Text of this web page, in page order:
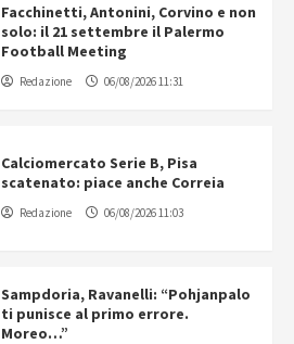
Facchinetti, Antonini, Corvino e non
solo: il 21 settembre il Palermo
Football Meeting
Redazione 06/08/2026 11:31
Calciomercato Serie B, Pisa
scatenato: piace anche Correia
Redazione 06/08/2026 11:03
Sampdoria, Ravanelli: “Pohjanpalo
ti punisce al primo errore.
Moreo…”